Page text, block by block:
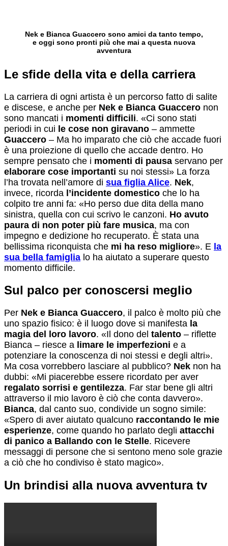
Nek e Bianca Guaccero sono amici da tanto tempo,
e oggi sono pronti più che mai a questa nuova
avventura
Le sfide della vita e della carriera
La carriera di ogni artista è un percorso fatto di salite
e discese, e anche per Nek e Bianca Guaccero non
sono mancati i momenti difficili. «Ci sono stati
periodi in cui le cose non giravano – ammette
Guaccero – Ma ho imparato che ciò che accade fuori
è una proiezione di quello che accade dentro. Ho
sempre pensato che i momenti di pausa servano per
elaborare cose importanti su noi stessi» La forza
l’ha trovata nell’amore di sua figlia Alice. Nek,
invece, ricorda l’incidente domestico che lo ha
colpito tre anni fa: «Ho perso due dita della mano
sinistra, quella con cui scrivo le canzoni. Ho avuto
paura di non poter più fare musica, ma con
impegno e dedizione ho recuperato. È stata una
bellissima riconquista che mi ha reso migliore». E la
sua bella famiglia lo ha aiutato a superare questo
momento difficile.
Sul palco per conoscersi meglio
Per Nek e Bianca Guaccero, il palco è molto più che
uno spazio fisico: è il luogo dove si manifesta la
magia del loro lavoro. «Il dono del talento – riflette
Bianca – riesce a limare le imperfezioni e a
potenziare la conoscenza di noi stessi e degli altri».
Ma cosa vorrebbero lasciare al pubblico? Nek non ha
dubbi: «Mi piacerebbe essere ricordato per aver
regalato sorrisi e gentilezza. Far star bene gli altri
attraverso il mio lavoro è ciò che conta davvero».
Bianca, dal canto suo, condivide un sogno simile:
«Spero di aver aiutato qualcuno raccontando le mie
esperienze, come quando ho parlato degli attacchi
di panico a Ballando con le Stelle. Ricevere
messaggi di persone che si sentono meno sole grazie
a ciò che ho condiviso è stato magico».
Un brindisi alla nuova avventura tv